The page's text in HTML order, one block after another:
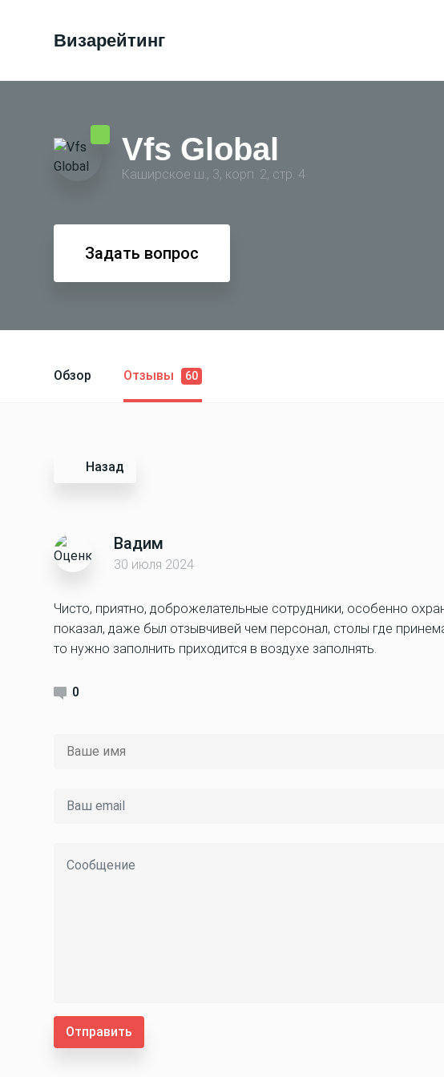
Визарейтинг
Vfs Global
Каширское ш., 3, корп. 2, стр. 4
Задать вопрос
Обзор Отзывы 60
Назад
Вадим
30 июля 2024
Чисто, приятно, доброжелательные сотрудники, особенно
показал, даже был отзывчивей чем персонал, столы где
то нужно заполнить приходится в воздухе заполнять.
0
Отправить